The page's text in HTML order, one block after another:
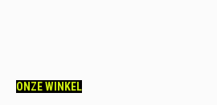
ONZE WINKEL